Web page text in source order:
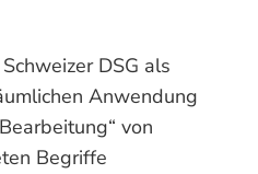
DSG als
Anwendung
von
Begriffe